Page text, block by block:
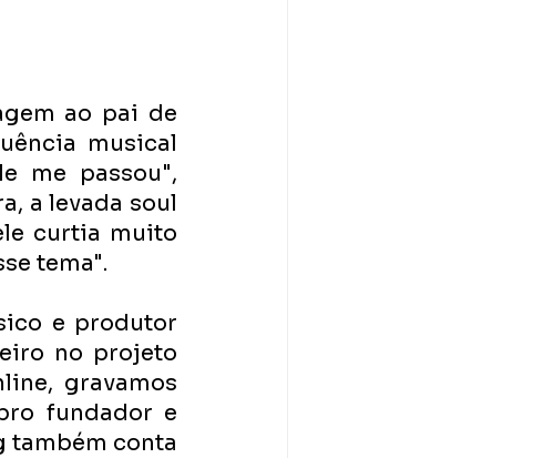
ao pai de
musical
me passou",
a levada soul
curtia muito
tema".
e produtor
no projeto
gravamos
fundador e
também conta